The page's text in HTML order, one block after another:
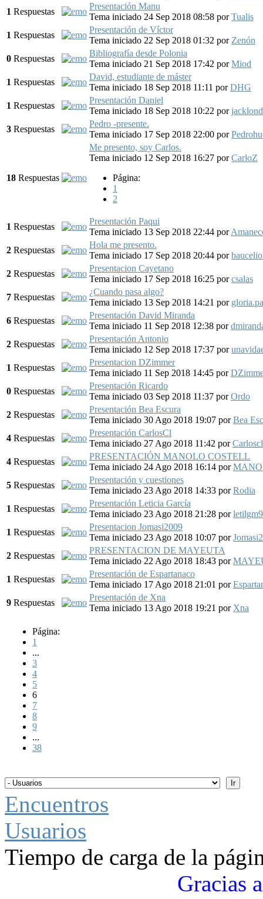
1 Respuestas
Presentación Manu
Tema iniciado 24 Sep 2018 08:58 porTualis
1 Respuestas
Presentación de Víctor
Tema iniciado 22 Sep 2018 01:32 por Zenón
0 Respuestas
Bibliografía desde Polonia
Tema iniciado 21 Sep 2018 17:42 porMiod
1 Respuestas
David, estudiante de máster
Tema iniciado 18 Sep 2018 11:11 porDHG
1 Respuestas
Presentación Daniel
Tema iniciado 18 Sep 2018 10:22 por
3 Respuestas
Pedro -presente.
Tema iniciado 17 Sep 2018 22:00 por
18 Respuestas
Me presento, soy Carlos.
Tema iniciado 12 Sep 2018 16:27 porCarloZ
Página:
1
2
1 Respuestas
Presentación Paqui
Tema iniciado 13 Sep 2018 22:44 por
2 Respuestas
Hola me presento.
Tema iniciado 17 Sep 2018 20:44 por
2 Respuestas
Presentacion Cayetano
Tema iniciado 17 Sep 2018 16:25 porcsalas
7 Respuestas
¿Cuando pasa algo?
Tema iniciado 13 Sep 2018 14:21 por
6 Respuestas
Presentación David Miranda
Tema iniciado 11 Sep 2018 12:38 por
2 Respuestas
Presentación Antonio
Tema iniciado 12 Sep 2018 17:37 por
1 Respuestas
Presentacion DZimmer
Tema iniciado 11 Sep 2018 14:45 por
0 Respuestas
Presentación Ricardo
Tema iniciado 03 Sep 2018 11:37 porOrdo
2 Respuestas
Presentación Bea Escura
Tema iniciado 30 Ago 2018 19:07 porBea Esc
4 Respuestas
Presentación CarlosCl
Tema iniciado 27 Ago 2018 11:42 porCarloscl
4 Respuestas
PRESENTACIÓN MANOLO COSTELL
Tema iniciado 24 Ago 2018 16:14 por
5 Respuestas
Presentación y cuestiones
Tema iniciado 23 Ago 2018 14:33 porRodia
1 Respuestas
Presentación Leticia García
Tema iniciado 23 Ago 2018 21:28 por
1 Respuestas
Presentacion Jomasi2009
Tema iniciado 23 Ago 2018 10:07 por
2 Respuestas
PRESENTACION DE MAYEUTA
Tema iniciado 22 Ago 2018 18:43 por
1 Respuestas
Presentación de Espartanaco
Tema iniciado 17 Ago 2018 21:01 por
9 Respuestas
Presentación de Xna
Tema iniciado 13 Ago 2018 19:21 por Xna
Página:
1
...
3
4
5
6
7
8
9
...
38
Encuentros
Usuarios
Tiempo de carga de la
Gracias a